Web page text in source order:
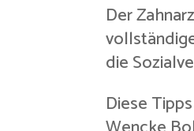
Der
die
Diese